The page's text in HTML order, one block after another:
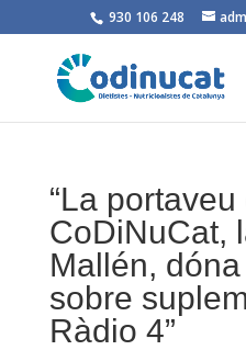
930 106 248
“La portaveu
CoDiNuCat,
Mallén,
sobre
Ràdio 4”